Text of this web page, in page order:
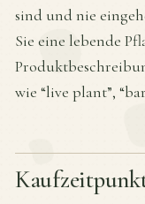
sind und nie
Sie eine lebende
wie “live plant”,